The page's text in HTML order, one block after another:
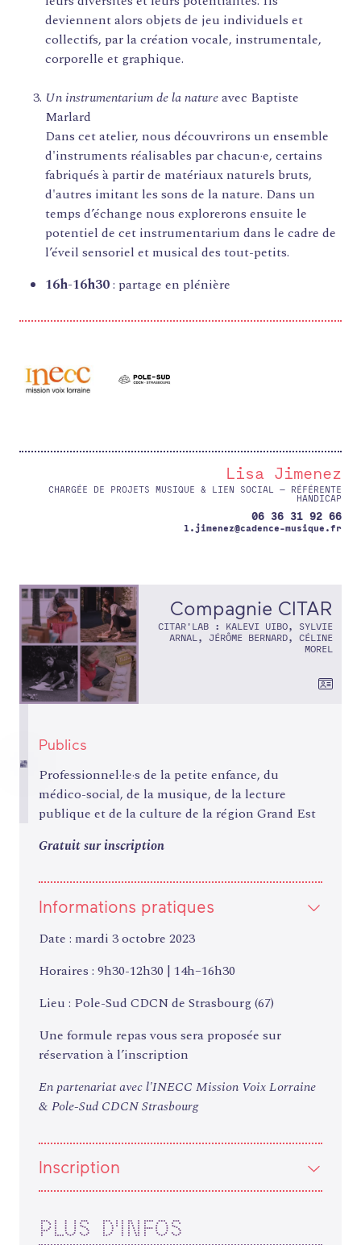
deviennent alors objets de jeu individuels et
collectifs, par la création vocale, instrumentale,
corporelle et graphique.
Un instrumentarium de la natureavec Baptiste
Marlard
Dans cet atelier, nous découvrirons un ensemble
d'instruments réalisables par chacun·e, certains
fabriqués à partir de matériaux naturels bruts,
d'autres imitant les sons de la nature. Dans un
temps d’échange nous explorerons ensuite le
potentiel de cet instrumentarium dans le cadre de
l’éveil sensoriel et musical des tout-petits.
16h-16h30: partage en plénière
Lisa Jimenez
CHARGÉE DE PROJETS MUSIQUE & LIEN SOCIAL — RÉFÉRENTE
HANDICAP
06 36 31 92 66
l.jimenez@cadence-musique.fr
Compagnie CITAR
CITAR'LAB : KALEVI UIBO, SYLVIE
ARNAL, JÉRÔME BERNARD, CÉLINE
MOREL
Publics
Professionnel·le·s de la petite enfance, du
médico-social, de la musique, de la lecture
publique et de la culture de la région Grand Est
Gratuit sur inscription
Informations pratiques
Date : mardi 3 octobre 2023
Horaires : 9h30-12h30 | 14h–16h30
Lieu : Pole-Sud CDCN de Strasbourg (67)
Une formule repas vous sera proposée sur
réservation à l’inscription
En partenariat avec l'INECC Mission Voix Lorraine
& Pole-Sud CDCN Strasbourg
Inscription
PLUS D'INFOS
RESSOURCES
QUI SOMMES-NOUS ?
RECHERCHE
PETITES ANNONCES ET OFFRES D'EMPLOI
ANNUAIRE
ESPACE MEMBRE
ACTUALITÉS